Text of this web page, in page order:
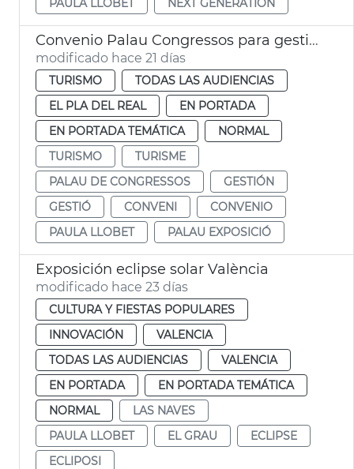
Convenio Palau Congressos para gestión Palau Exposició
modificado hace 21 días
TURISMO
TODAS LAS AUDIENCIAS
EL PLA DEL REAL
EN PORTADA
EN PORTADA TEMÁTICA
NORMAL
TURISMO
TURISME
PALAU DE CONGRESSOS
GESTIÓN
GESTIÓ
CONVENI
CONVENIO
PAULA LLOBET
PALAU EXPOSICIÓ
Exposición eclipse solar València
modificado hace 23 días
CULTURA Y FIESTAS POPULARES
INNOVACIÓN
VALENCIA
TODAS LAS AUDIENCIAS
VALENCIA
EN PORTADA
EN PORTADA TEMÁTICA
NORMAL
LAS NAVES
PAULA LLOBET
EL GRAU
ECLIPSE
ECLIPOSI